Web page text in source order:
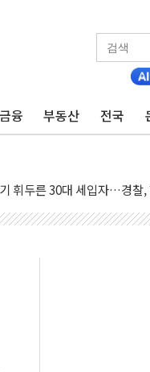
융 부동산 전국
...최소 7명 사망
부동산 세제안에 與 내부서
아울렛' 건립 '본궤도'
휘두른 30대 세입자…경찰,
원
질환 보장…폭염기 신속 보